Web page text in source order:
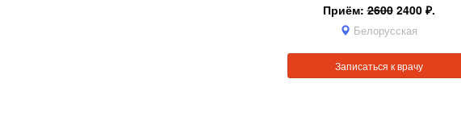
Приём:26002400 ₽.
Белорусская
Записаться к врачу